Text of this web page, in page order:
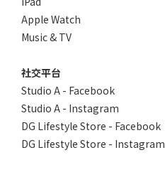
Apple Watch
Music & TV
社交平台
Studio A - Facebook
Studio A - Instagram
DG Lifestyle Store - Facebook
DG Lifestyle Store - Instagram